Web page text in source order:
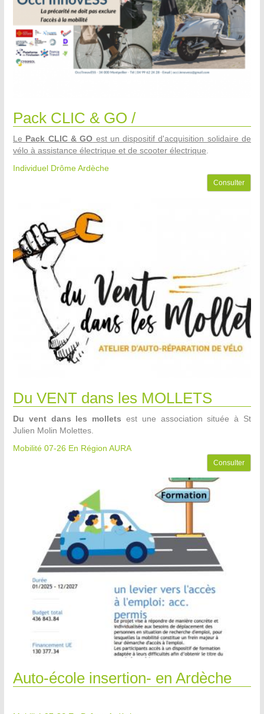
Pack CLIC & GO /
Le Pack CLIC & GO est un dispositif d'acquisition solidaire de
vélo à assistance électrique et de scooter électrique.
Individuel Drôme Ardèche
Consulter
Du VENT dans les MOLLETS
Du vent dans les mollets est une association située à St
Julien Molin Molettes.
Mobilité 07-26 En Région AURA
Consulter
Auto-école insertion- en Ardèche